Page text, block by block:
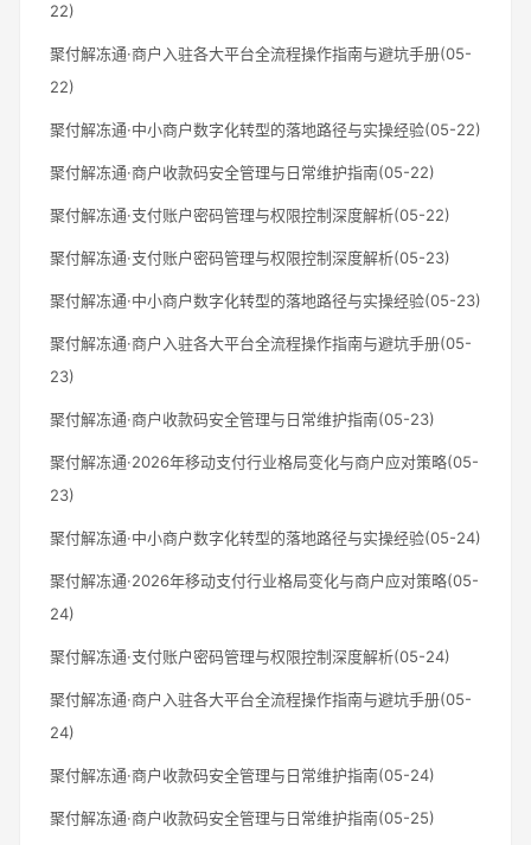
22)
聚付解冻通·商户入驻各大平台全流程操作指南与避坑手册(05-
22)
聚付解冻通·中小商户数字化转型的落地路径与实操经验(05-22)
聚付解冻通·商户收款码安全管理与日常维护指南(05-22)
聚付解冻通·支付账户密码管理与权限控制深度解析(05-22)
聚付解冻通·支付账户密码管理与权限控制深度解析(05-23)
聚付解冻通·中小商户数字化转型的落地路径与实操经验(05-23)
聚付解冻通·商户入驻各大平台全流程操作指南与避坑手册(05-
23)
聚付解冻通·商户收款码安全管理与日常维护指南(05-23)
聚付解冻通·2026年移动支付行业格局变化与商户应对策略(05-
23)
聚付解冻通·中小商户数字化转型的落地路径与实操经验(05-24)
聚付解冻通·2026年移动支付行业格局变化与商户应对策略(05-
24)
聚付解冻通·支付账户密码管理与权限控制深度解析(05-24)
聚付解冻通·商户入驻各大平台全流程操作指南与避坑手册(05-
24)
聚付解冻通·商户收款码安全管理与日常维护指南(05-24)
聚付解冻通·商户收款码安全管理与日常维护指南(05-25)